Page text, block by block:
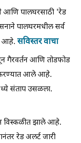
आणि पालघरसाठी 'रेड
पालघरमधील सर्व
आहे. सविस्तर वाचा
गैरवर्तन आणि तोडफोड
करण्यात आले आहे.
संताप उसळला.
विस्कळीत झाले आहे.
रेड अलर्ट जारी